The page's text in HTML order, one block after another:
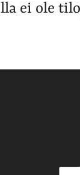
ei ole